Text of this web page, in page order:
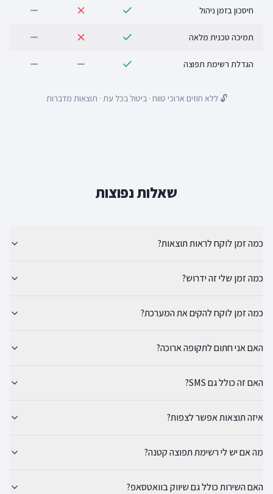
חיסכון בזמן ניהול
תמיכה טכנית מלאה
הגדלת רשימת תפוצה
🔓 ללא חוזים ארוכי טווח · ביטול בכל עת · תוצאות מדברות
שאלות נפוצות
כמה זמן לוקח לראות תוצאות?
כמה זמן שלי זה ידרוש?
כמה זמן לוקח להקים את המערכת?
האם אני חתום לתקופה ארוכה?
האם זה כולל גם SMS?
איזה תוצאות אפשר לצפות?
מה אם יש לי רשימת תפוצה קטנה?
האם השירות כולל גם שיווק בוואטסאפ?